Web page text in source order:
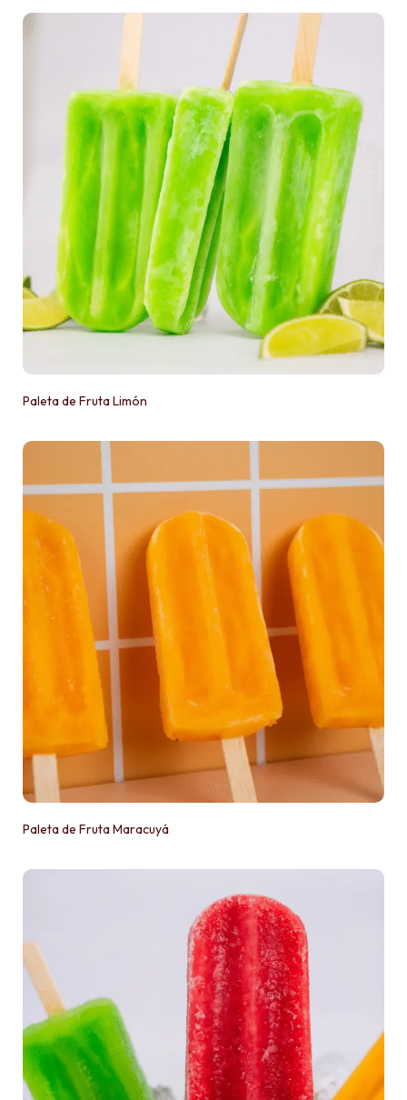
Paleta de Fruta Limón
Paleta de Fruta Maracuyá